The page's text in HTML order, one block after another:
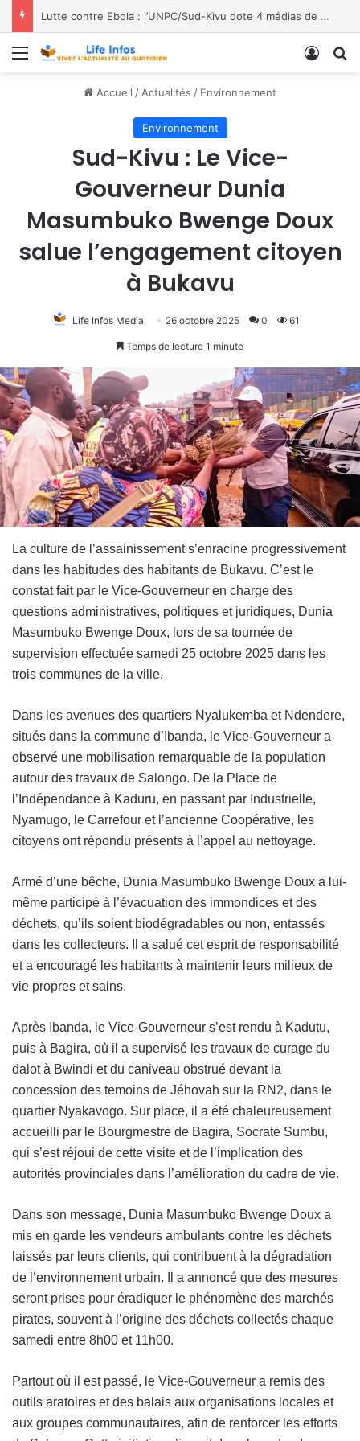
Menu
Accueil / Actualités / Environnement
Environnement
Sud-Kivu : Le Vice-
Gouverneur Dunia
Masumbuko Bwenge Doux
salue l’engagement citoyen
à Bukavu
Life Infos Media 26 octobre 2025 0 61
Temps de lecture 1 minute
La culture de l’assainissement s’enracine progressivement
dans les habitudes des habitants de Bukavu. C’est le
constat fait par le Vice-Gouverneur en charge des
questions administratives, politiques et juridiques, Dunia
Masumbuko Bwenge Doux, lors de sa tournée de
supervision effectuée samedi 25 octobre 2025 dans les
trois communes de la ville.
Dans les avenues des quartiers Nyalukemba et Ndendere,
situés dans la commune d’Ibanda, le Vice-Gouverneur a
observé une mobilisation remarquable de la population
autour des travaux de Salongo. De la Place de
l’Indépendance à Kaduru, en passant par Industrielle,
Nyamugo, le Carrefour et l’ancienne Coopérative, les
citoyens ont répondu présents à l’appel au nettoyage.
Armé d’une bêche, Dunia Masumbuko Bwenge Doux a lui-
même participé à l’évacuation des immondices et des
déchets, qu’ils soient biodégradables ou non, entassés
dans les collecteurs. Il a salué cet esprit de responsabilité
et a encouragé les habitants à maintenir leurs milieux de
vie propres et sains.
Après Ibanda, le Vice-Gouverneur s’est rendu à Kadutu,
puis à Bagira, où il a supervisé les travaux de curage du
dalot à Bwindi et du caniveau obstrué devant la
concession des temoins de Jéhovah sur la RN2, dans le
quartier Nyakavogo. Sur place, il a été chaleureusement
accueilli par le Bourgmestre de Bagira, Socrate Sumbu,
qui s’est réjoui de cette visite et de l’implication des
autorités provinciales dans l’amélioration du cadre de vie.
Dans son message, Dunia Masumbuko Bwenge Doux a
mis en garde les vendeurs ambulants contre les déchets
laissés par leurs clients, qui contribuent à la dégradation
de l’environnement urbain. Il a annoncé que des mesures
seront prises pour éradiquer le phénomène des marchés
pirates, souvent à l’origine des déchets collectés chaque
samedi entre 8h00 et 11h00.
Partout où il est passé, le Vice-Gouverneur a remis des
outils aratoires et des balais aux organisations locales et
aux groupes communautaires, afin de renforcer les efforts